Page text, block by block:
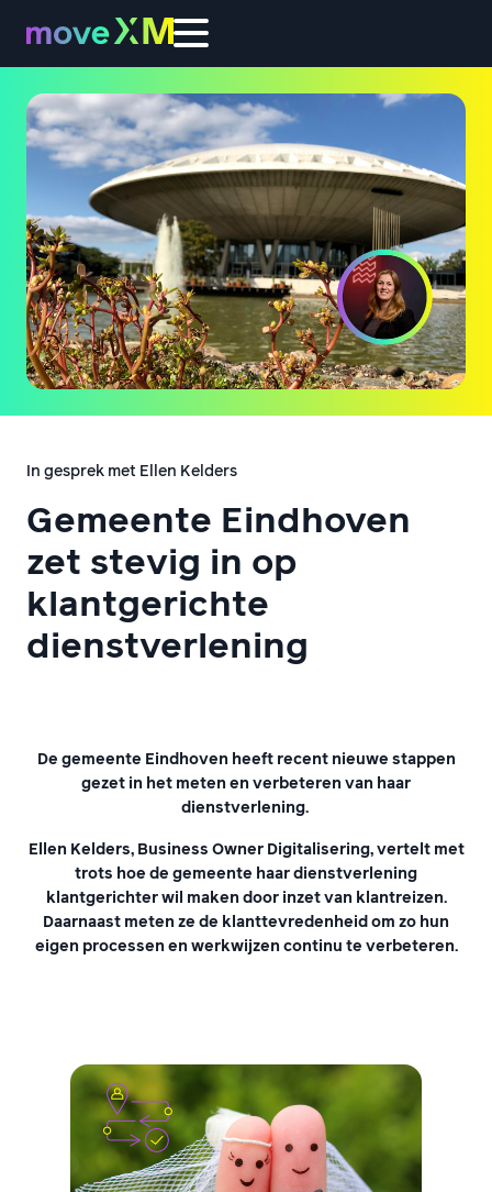
In gesprek met Ellen Kelders
Gemeente Eindhoven
zet stevig in op
klantgerichte
dienstverlening
De gemeente Eindhoven heeft recent nieuwe stappen
gezet in het meten en verbeteren van haar
dienstverlening.
Ellen Kelders, Business Owner Digitalisering, vertelt met
trots hoe de gemeente haar dienstverlening
klantgerichter wil maken door inzet van klantreizen.
Daarnaast meten ze de klanttevredenheid om zo hun
eigen processen en werkwijzen continu te verbeteren.